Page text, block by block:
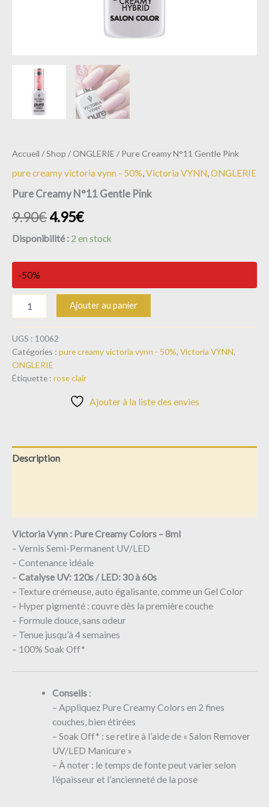
Accueil /Shop /ONGLERIE / Pure Creamy N°11 Gentle Pink
pure creamy victoria vynn - 50%,Victoria VYNN,ONGLERIE
Pure Creamy N°11 Gentle Pink
9.90€4.95€
Disponibilité : 2 en stock
-50%
Ajouter au panier
UGS : 10062
Catégories : pure creamy victoria vynn - 50%, Victoria VYNN,
ONGLERIE
Étiquette : rose clair
Ajouter à la liste des envies
Description
Victoria Vynn : Pure Creamy Colors – 8ml
– Vernis Semi-Permanent UV/LED
– Contenance idéale
– Catalyse UV: 120s / LED: 30 à 60s
– Texture crémeuse, auto égalisante, comme un Gel Color
– Hyper pigmenté : couvre dès la première couche
– Formule douce, sans odeur
– Tenue jusqu’à 4 semaines
– 100% Soak Off*
Conseils :
– Appliquez Pure Creamy Colors en 2 fines
couches, bien étirées
– Soak Off* : se retire à l’aide de « Salon Remover
UV/LED Manicure »
– À noter : le temps de fonte peut varier selon
l’épaisseur et l’ancienneté de la pose